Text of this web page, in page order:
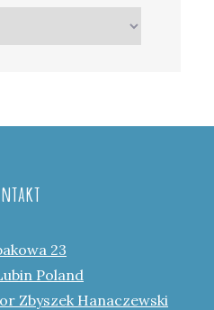
23
Poland
Zbyszek Hanaczewski